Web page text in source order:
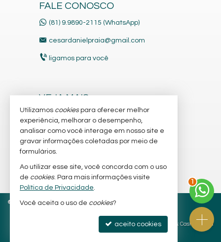
FALE CONOSCO
(81) 9.9890-2115 (WhatsApp)
cesardanielpraia@gmail.com
ligamos para você
VEJA MAIS
receba nosso newsletter
cadastre seu imóvel
imóveis favoritos
mapa de imóveis
© 2026 CRECI/PE 14.036-F Política de Privacidade
Site para imobiliárias: Castel Digital
Utilizamos cookiespara oferecer melhor
experiência, melhorar o desempenho,
analisar como você interage em nosso site e
gravar informações coletadas por meio de
formulários.
Ao utilizar esse site, você concorda com o uso
de cookies. Para mais informações visite
Política de Privacidade.
Você aceita o uso de cookies?
aceito cookies